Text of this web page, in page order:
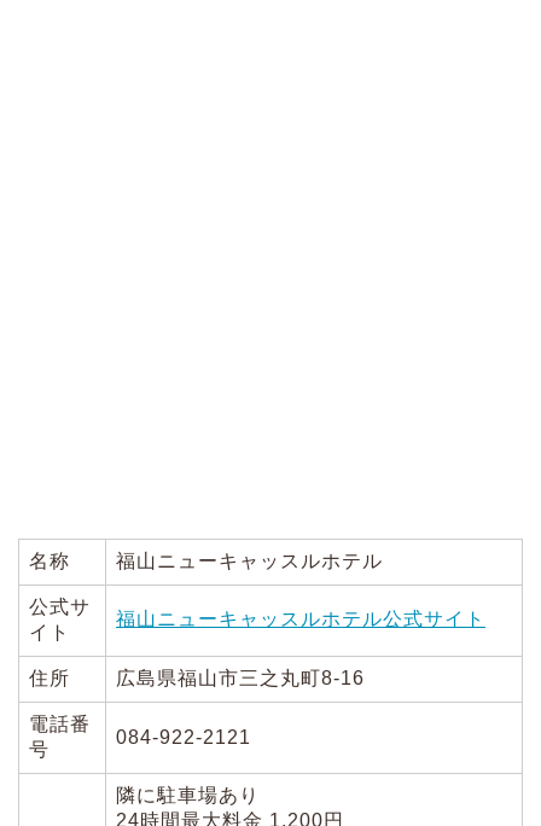
名称 福山ニューキャッスルホテル
公式サ
イト
福山ニューキャッスルホテル公式サイト
住所 広島県福山市三之丸町8-16
電話番
号
084-922-2121
隣に駐車場あり
24時間最大料金 1,200円